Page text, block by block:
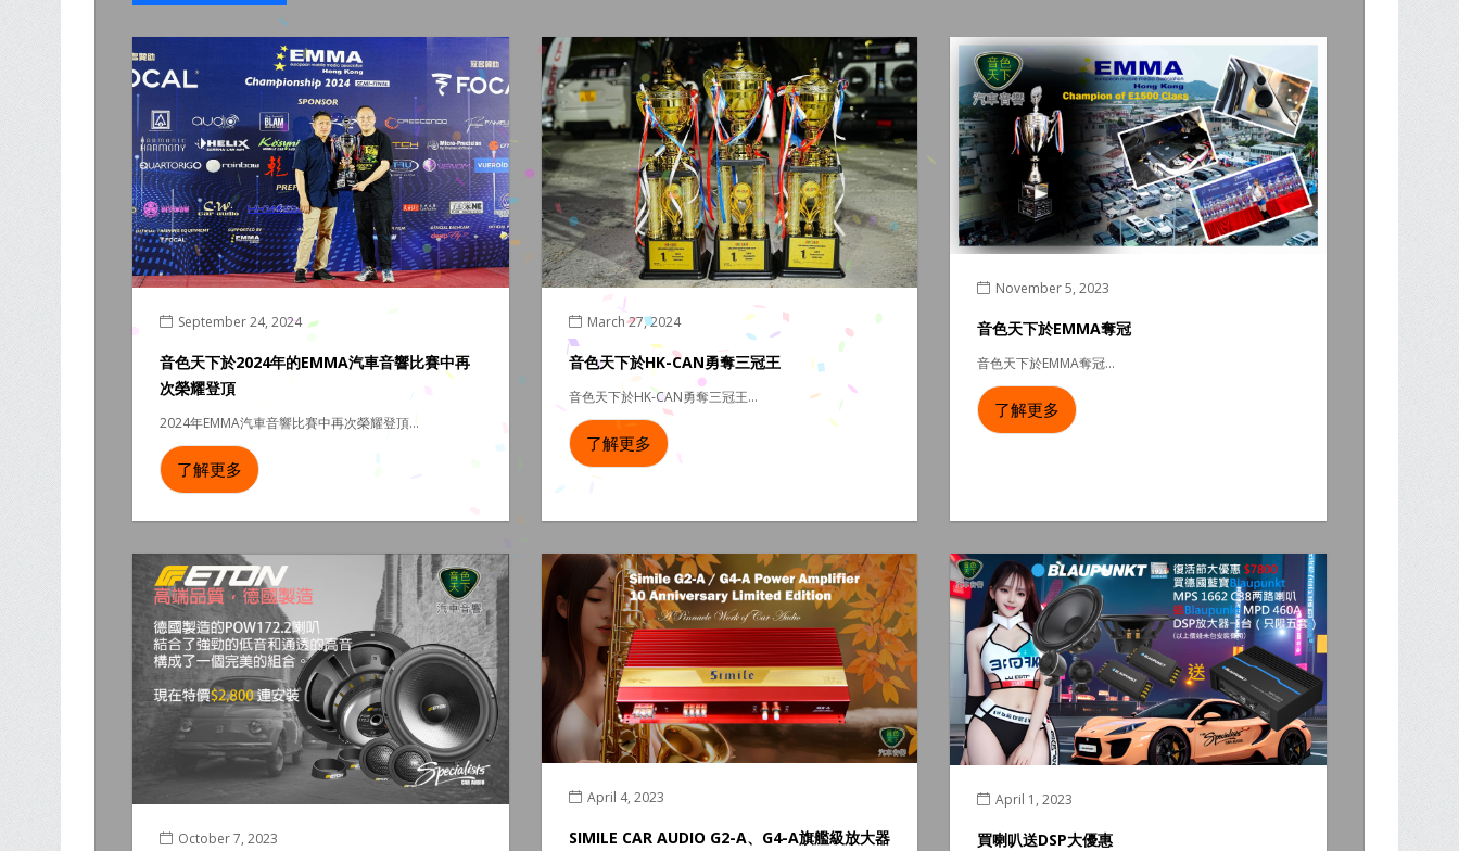
September 24, 2024
音色天下於2024年的EMMA汽車音響比賽中再
次榮耀登頂
2024年EMMA汽車音響比賽中再次榮耀登頂...
了解更多
March 27, 2024
音色天下於HK-CAN勇奪三冠王
音色天下於HK-CAN勇奪三冠王...
了解更多
November 5, 2023
音色天下於EMMA奪冠
音色天下於EMMA奪冠...
了解更多
October 7, 2023
April 4, 2023
SIMILE CAR AUDIO G2-A、G4-A旗艦級放大器
April 1, 2023
買喇叭送DSP大優惠